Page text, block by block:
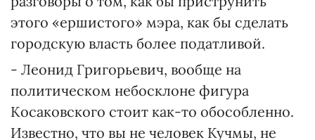
этого «ершистого» мэра, как бы сделать
городскую власть более податливой.
- Леонид Григорьевич, вообще на
политическом небосклоне фигура
Косаковского стоит как-то обособленно.
Известно, что вы не человек Кучмы, не